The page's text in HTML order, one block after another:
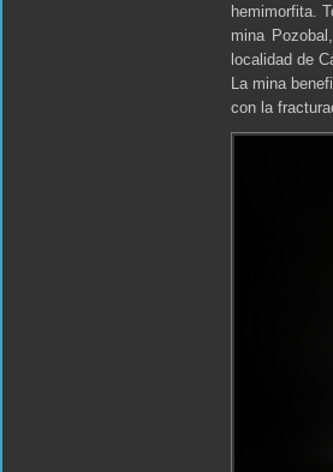
hemimorfita.
mina
localidad de
La mina
con la